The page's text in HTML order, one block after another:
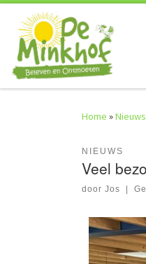
Skip to content
Home »Nieuws
NIEUWS
Veel
door Jos